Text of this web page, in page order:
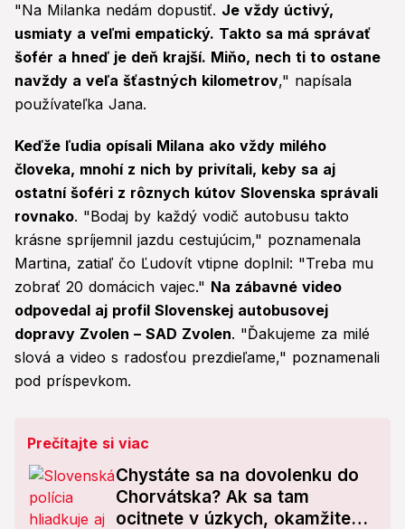
"Na Milanka nedám dopustiť. Je vždy úctivý,
usmiaty a veľmi empatický. Takto sa má správať
šofér a hneď je deň krajší. Miňo, nech ti to ostane
navždy a veľa šťastných kilometrov," napísala
používateľka Jana.
Keďže ľudia opísali Milana ako vždy milého
človeka, mnohí z nich by privítali, keby sa aj
ostatní šoféri z rôznych kútov Slovenska správali
rovnako. "Bodaj by každý vodič autobusu takto
krásne spríjemnil jazdu cestujúcim," poznamenala
Martina, zatiaľ čo Ľudovít vtipne doplnil: "Treba mu
zobrať 20 domácich vajec." Na zábavné video
odpovedal aj profil Slovenskej autobusovej
dopravy Zvolen – SAD Zvolen. "Ďakujeme za milé
slová a video s radosťou prezdieľame," poznamenali
pod príspevkom.
Prečítajte si viac
Chystáte sa na dovolenku do
Chorvátska? Ak sa tam
ocitnete v úzkych, okamžite